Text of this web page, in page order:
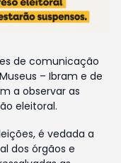
de comunicação
– Ibram e de
a observar as
eleitoral.
é vedada a
dos órgãos e